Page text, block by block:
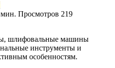
Просмотров 219
шлифовальные машины
инструменты и
особенностям.